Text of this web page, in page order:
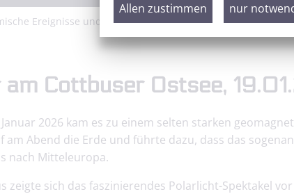
Ereignisse und Deep Sky Polarlichter am Cottbuser
Cottbuser Ostsee,
2026 kam es zu einem selten starken
am Abend die Erde und führte dazu, dass das
nach Mitteleuropa.
zeigte sich das faszinierendes Polarlicht-Spektakel
Allen zustimmen nur